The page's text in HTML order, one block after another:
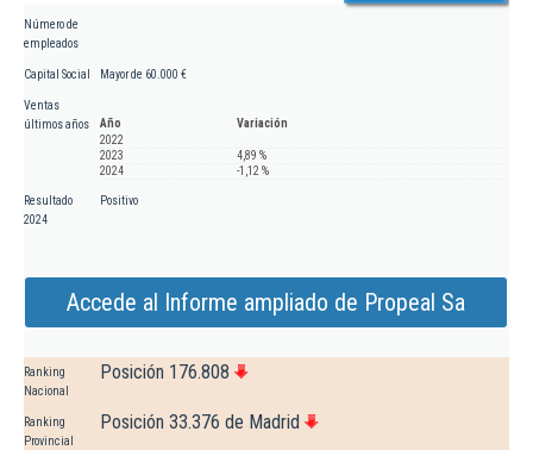
Número de
empleados
Capital Social Mayor de 60.000 €
Ventas
últimos años
Año
Variación
2022
2023
4,89 %
2024
-1,12 %
Resultado
2024
Positivo
Accede al Informe ampliado de Propeal Sa
Ranking
Nacional
Posición 176.808
Ranking
Provincial
Posición 33.376 de Madrid